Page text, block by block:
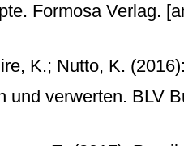
Formosa Verlag.
K.; Nutto, K.
und verwerten. BLV